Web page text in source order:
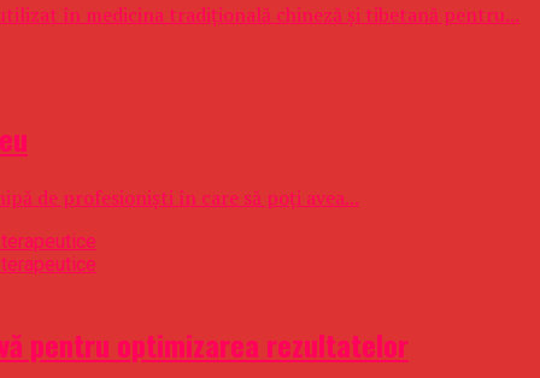
în medicina tradițională chineză și tibetană pentru...
de profesioniști în care să poți avea...
pentru optimizarea rezultatelor